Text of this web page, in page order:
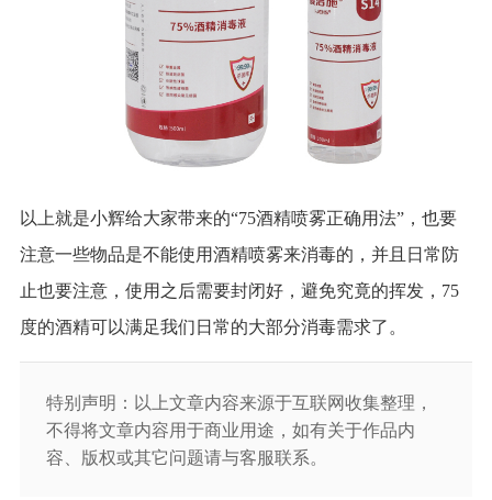
以上就是小辉给大家带来的“75酒精喷雾正确用法”，也要
注意一些物品是不能使用酒精喷雾来消毒的，并且日常防
止也要注意，使用之后需要封闭好，避免究竟的挥发，75
度的酒精可以满足我们日常的大部分消毒需求了。
特别声明：以上文章内容来源于互联网收集整理，
不得将文章内容用于商业用途，如有关于作品内
容、版权或其它问题请与客服联系。